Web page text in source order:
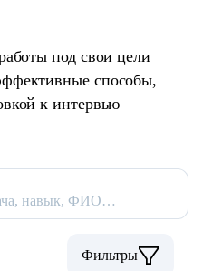
под свои цели
способы,
к интервью
навык, ФИО…
Фильтры